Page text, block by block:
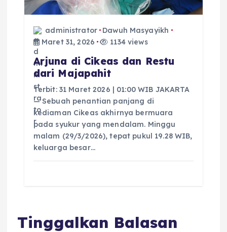
administrator
Dawuh Masyayikh
Maret 31, 2026
1134 views
Arjuna di Cikeas dan Restu
dari Majapahit
Terbit: 31 Maret 2026 | 01:00 WIB JAKARTA
— Sebuah penantian panjang di
kediaman Cikeas akhirnya bermuara
pada syukur yang mendalam. Minggu
malam (29/3/2026), tepat pukul 19.28 WIB,
keluarga besar…
Tinggalkan Balasan